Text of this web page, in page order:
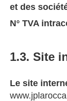
et des
N° TVA
1.3. Site
Le site